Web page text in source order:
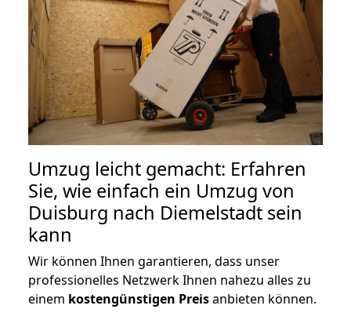
Umzug leicht gemacht: Erfahren
Sie, wie einfach ein Umzug von
Duisburg nach Diemelstadt sein
kann
Wir können Ihnen garantieren, dass unser
professionelles Netzwerk Ihnen nahezu alles zu
einem kostengünstigen Preisanbieten können.